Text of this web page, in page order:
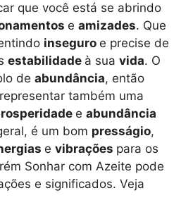
que você está se abrindo
e amizades. Que
inseguro e precise de
estabilidade à sua vida. O
de abundância, então
também uma
e abundância
é um bom presságio,
e vibrações para os
Sonhar com Azeite pode
e significados. Veja